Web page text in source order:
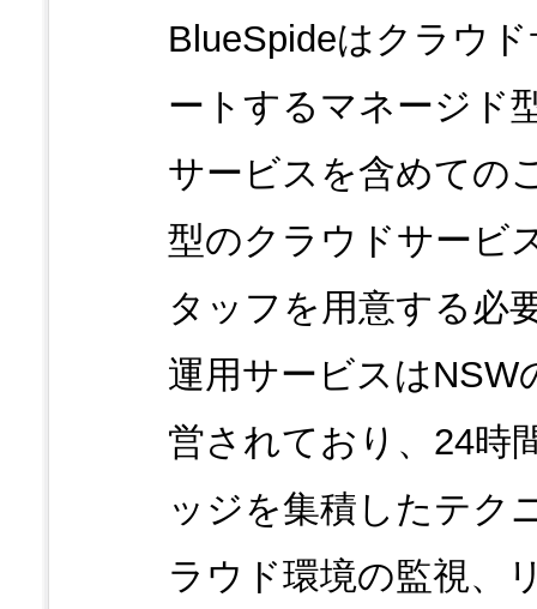
BlueSpideはクラウ
ートするマネージド
サービスを含めての
型のクラウドサービ
タッフを用意する必
運用サービスは
営されており、24時
ッジを集積したテク
ラウド環境の監視、